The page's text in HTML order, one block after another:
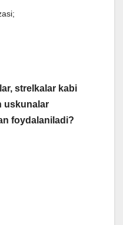
strelkalar kabi
uskunalar
foydalaniladi?